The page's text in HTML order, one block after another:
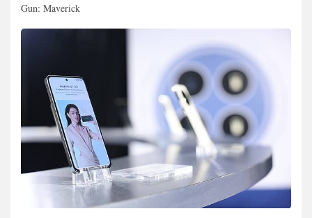
Gun: Maverick